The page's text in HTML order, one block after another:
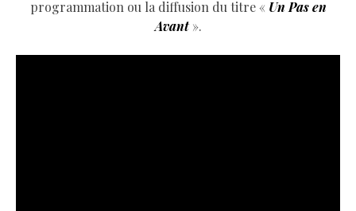
programmation ou la diffusion du titre « Un Pas en
Avant ».